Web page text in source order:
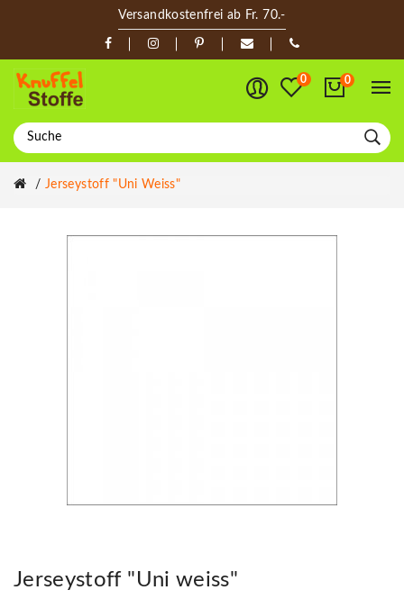
Versandkostenfrei ab Fr. 70.-
0 0
Jerseystoff "Uni Weiss"
Jerseystoff "Uni weiss"